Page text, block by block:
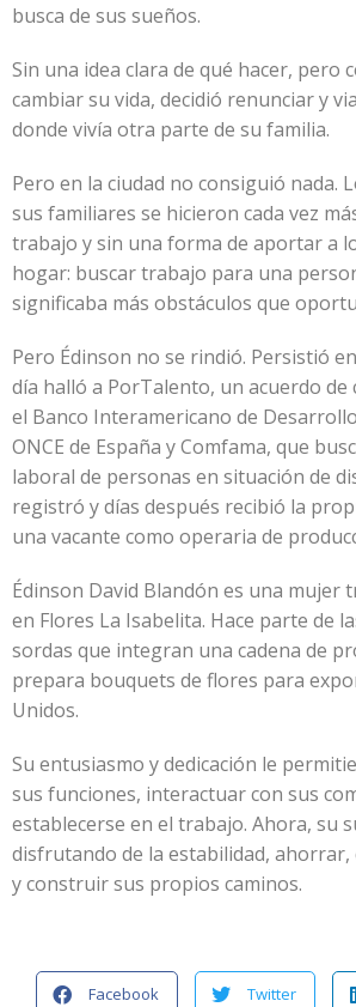
busca de sus sueños.
Sin una idea clara de qué hacer, pero
cambiar su vida, decidió renunciar y
donde vivía otra parte de su familia.
Pero en la ciudad no consiguió nada.
sus familiares se hicieron cada vez
trabajo y sin una forma de aportar a
hogar: buscar trabajo para una
significaba más obstáculos que
Pero Édinson no se rindió. Persistió
día halló a PorTalento, un acuerdo
el Banco Interamericano de
ONCE de España y Comfama, que
laboral de personas en situación de
registró y días después recibió la
una vacante como operaria de
Édinson David Blandón es una mujer
en Flores La Isabelita. Hace parte de
sordas que integran una cadena de
prepara bouquets de flores para
Unidos.
Su entusiasmo y dedicación le
sus funciones, interactuar con sus
establecerse en el trabajo. Ahora, su
disfrutando de la estabilidad, ahorrar,
y construir sus propios caminos.
Facebook Twitter